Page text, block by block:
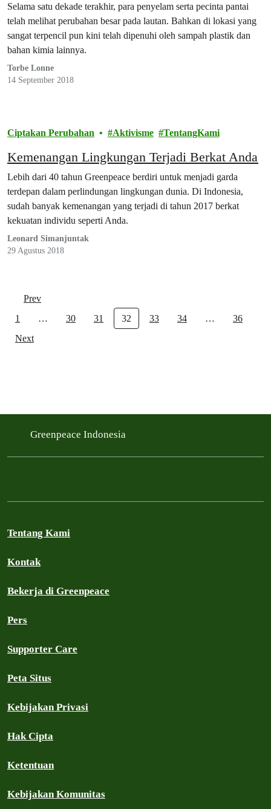
Selama satu dekade terakhir, para penyelam serta pecinta pantai
telah melihat perubahan besar pada lautan. Bahkan di lokasi yang
sangat terpencil pun kini telah dipenuhi oleh sampah plastik dan
bahan kimia lainnya.
Torbe Lonne
14 September 2018
Ciptakan Perubahan Aktivisme TentangKami
Kemenangan Lingkungan Terjadi Berkat Anda
Lebih dari 40 tahun Greenpeace berdiri untuk menjadi garda
terdepan dalam perlindungan lingkungan dunia. Di Indonesia,
sudah banyak kemenangan yang terjadi di tahun 2017 berkat
kekuatan individu seperti Anda.
Leonard Simanjuntak
29 Agustus 2018
Prev
1
… 30 31 32 33 34 …
36
Next
Greenpeace Indonesia
Tentang Kami
Kontak
Bekerja di Greenpeace
Pers
Supporter Care
Peta Situs
Kebijakan Privasi
Hak Cipta
Ketentuan
Kebijakan Komunitas